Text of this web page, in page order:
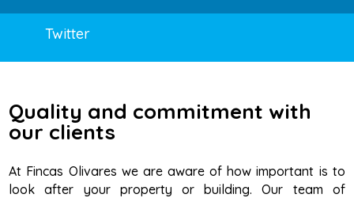
Twitter
Quality and commitment with
our clients
At Fincas Olivares we are aware of how important is to
look after your property or building. Our team of